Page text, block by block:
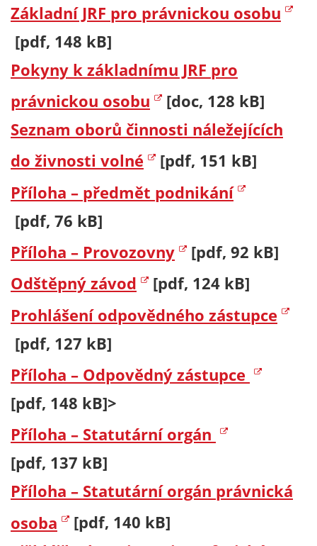
Základní JRF pro právnickou osobu
[pdf, 148 kB]
Pokyny k základnímu JRF pro
právnickou osobu [doc, 128 kB]
Seznam oborů činnosti náležejících
do živnosti volné [pdf, 151 kB]
Příloha – předmět podnikání
[pdf, 76 kB]
Příloha – Provozovny [pdf, 92 kB]
Odštěpný závod [pdf, 124 kB]
Prohlášení odpovědného zástupce
[pdf, 127 kB]
Příloha – Odpovědný zástupce
[pdf, 148 kB]>
Příloha – Statutární orgán
[pdf, 137 kB]
Příloha – Statutární orgán právnická
osoba [pdf, 140 kB]